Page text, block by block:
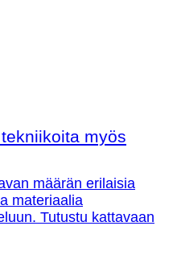
myös
määrän erilaisia
materiaalia
Tutustu kattavaan